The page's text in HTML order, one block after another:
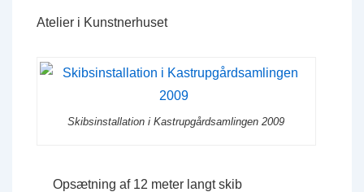
Atelier i Kunstnerhuset
Skibsinstallation i Kastrupgårdsamlingen 2009
Opsætning af 12 meter langt skib